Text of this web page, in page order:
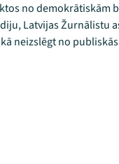
no demokrātiskām
Latvijas Žurnālistu
neizslēgt no